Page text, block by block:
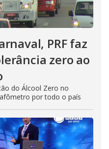
PRF faz
zero ao
do Álcool Zero no
por todo o país